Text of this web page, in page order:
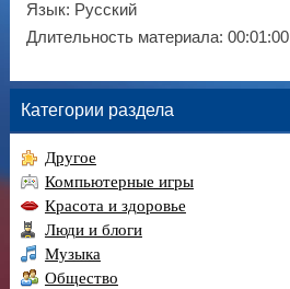
Язык: Русский
Длительность материала: 00:01:00
Категории раздела
Другое
Компьютерные игры
Красота и здоровье
Люди и блоги
Музыка
Общество